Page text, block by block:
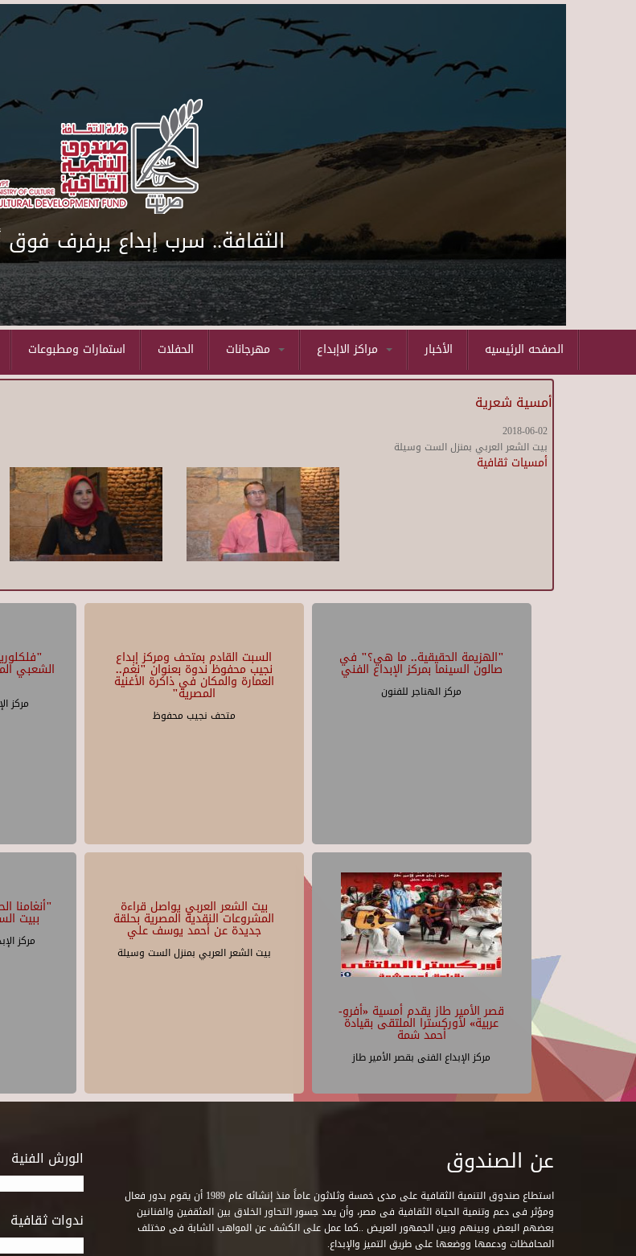
الثقافة.. سرب إبداع يرفرف
استمارات ومطبوعات الحفلات الأخبار الصفحه الرئيسيه
أمسية شعرية
2018-06-02
بيت الشعر العربي بمنزل الست وسيلة
أمسيات ثقافية
الشعبي
مركز
السبت القادم بمتحف ومركز إبداع
نجيب محفوظ ندوة بعنوان "نغم..
العمارة والمكان في ذاكرة الأغنية
المصرية"
متحف نجيب محفوظ
"الهزيمة الحقيقية.. ما هي؟" في
صالون السينما بمركز الإبداع الفني
مركز الهناجر للفنون
"أنغامنا
ببيت
مركز
بيت الشعر العربي يواصل قراءة
المشروعات النقدية المصرية بحلقة
جديدة عن أحمد يوسف علي
بيت الشعر العربي بمنزل الست وسيلة
قصر الأمير طاز يقدم أمسية «أفرو-
عربية» لأوركسترا الملتقى بقيادة
أحمد شمة
مركز الإبداع الفنى بقصر الأمير طاز
الورش الفنية
ندوات ثقافية
عن الصندوق
استطاع صندوق التنمية الثقافية على مدى خمسة وثلاثون عاماً منذ إنشائه عام 1989 أن يقوم بدور فعال
ومؤثر فى دعم وتنمية الحياة الثقافية فى مصر، وأن يمد جسور التحاور الخلاق بين المثقفين والفنانين
بعضهم البعض وبينهم وبين الجمهور العريض ..كما عمل على الكشف عن المواهب الشابة فى مختلف
المحافظات ودعمها ووضعها على طريق التميز والإبداع.